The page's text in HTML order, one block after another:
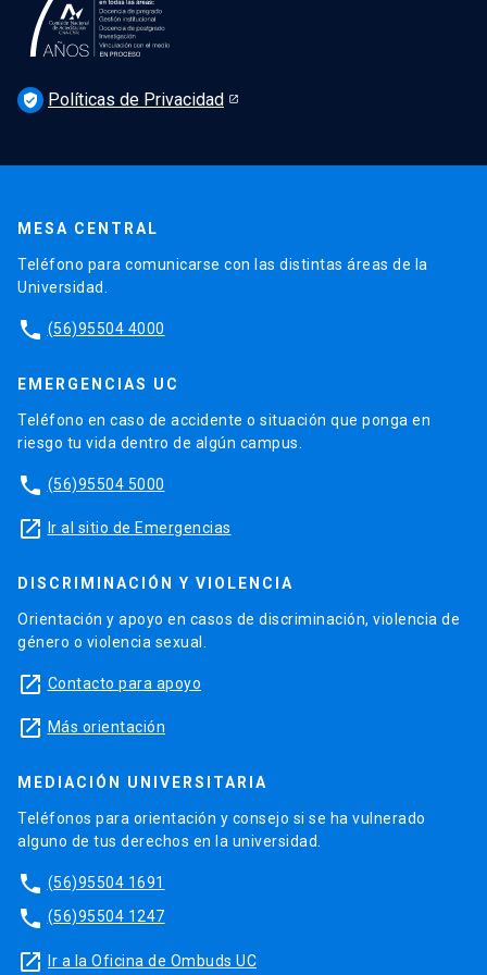
Noticias
Derecho UC en los medios
Newsletter Derecho UC 360
verified_user Políticas de Privacidad
MESA CENTRAL
Teléfono para comunicarse con las distintas áreas de la
Universidad.
phone (56)95504 4000
EMERGENCIAS UC
Teléfono en caso de accidente o situación que ponga en
riesgo tu vida dentro de algún campus.
phone (56)95504 5000
launch Ir al sitio de Emergencias
DISCRIMINACIÓN Y VIOLENCIA
Orientación y apoyo en casos de discriminación, violencia de
género o violencia sexual.
launch Contacto para apoyo
launch Más orientación
MEDIACIÓN UNIVERSITARIA
Teléfonos para orientación y consejo si se ha vulnerado
alguno de tus derechos en la universidad.
phone (56)95504 1691
phone (56)95504 1247
launch Ir a la Oficina de Ombuds UC